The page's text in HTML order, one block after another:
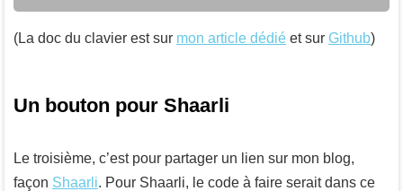
(La doc du clavier est sur mon article dédié et sur Github)
Un bouton pour Shaarli
Le troisième, c’est pour partager un lien sur mon blog,
façon Shaarli. Pour Shaarli, le code à faire serait dans ce